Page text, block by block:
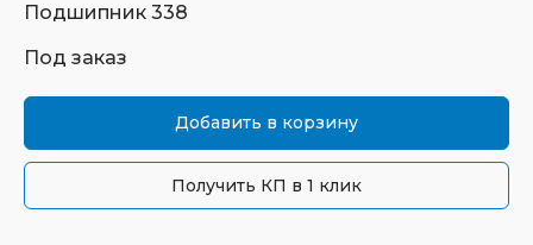
Подшипник 338
Под заказ
Добавить в корзину
Получить КП в 1 клик